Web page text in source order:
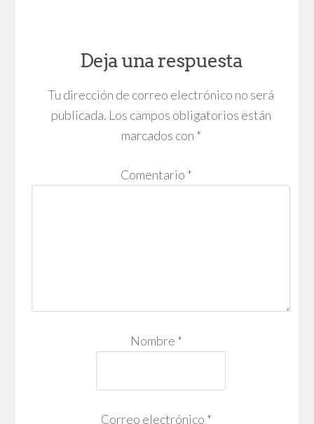
Deja una respuesta
Tu dirección de correo electrónico no será
publicada. Los campos obligatorios están
marcados con *
Comentario *
Nombre *
Correo electrónico *